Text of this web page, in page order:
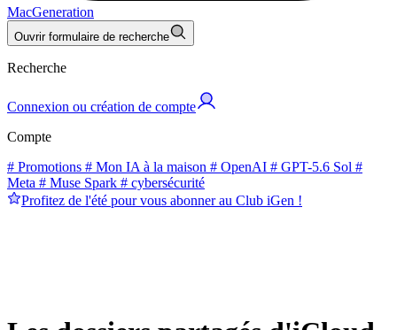
MacGeneration
Ouvrir formulaire de recherche
Recherche
Connexion ou création de compte
Compte
# Promotions # Mon IA à la maison # OpenAI # GPT-5.6 Sol #
Meta # Muse Spark # cybersécurité
Profitez de l'été pour vous abonner au Club iGen !